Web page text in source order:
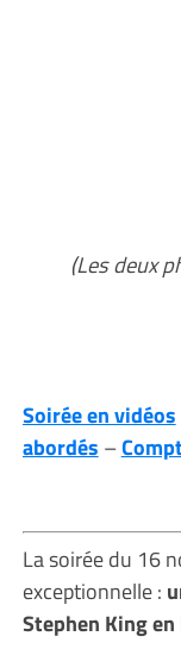
(Les deux
Soirée en vidéos
abordés –
La soirée du 16
exceptionnelle :
Stephen King en